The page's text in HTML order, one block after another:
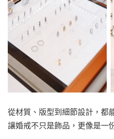
從材質、版型到細節設計，都
讓婚戒不只是飾品，更像是一